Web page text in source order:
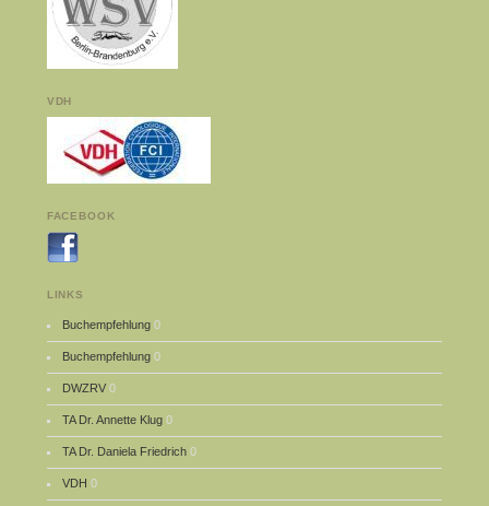
VDH
FACEBOOK
LINKS
Buchempfehlung 0
Buchempfehlung 0
DWZRV 0
TA Dr. Annette Klug 0
TA Dr. Daniela Friedrich 0
VDH 0